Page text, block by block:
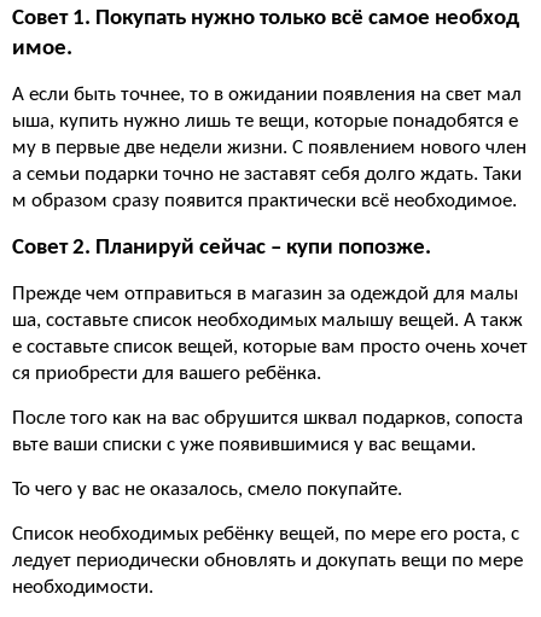
Совет 1. Покупать нужно только всё самое необход
имое.
А если быть точнее, то в ожидании появления на свет мал
ыша, купить нужно лишь те вещи, которые понадобятся е
му в первые две недели жизни. С появлением нового член
а семьи подарки точно не заставят себя долго ждать. Таки
м образом сразу появится практически всё необходимое.
Совет 2. Планируй сейчас – купи попозже.
Прежде чем отправиться в магазин за одеждой для малы
ша, составьте список необходимых малышу вещей. А такж
е составьте список вещей, которые вам просто очень хочет
ся приобрести для вашего ребёнка.
После того как на вас обрушится шквал подарков, сопоста
вьте ваши списки с уже появившимися у вас вещами.
То чего у вас не оказалось, смело покупайте.
Список необходимых ребёнку вещей, по мере его роста, с
ледует периодически обновлять и докупать вещи по мере
необходимости.